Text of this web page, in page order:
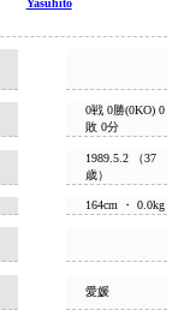
Yasuhito
0戦 0勝(0KO) 0
敗 0分
1989.5.2 （37
歳）
164cm ・ 0.0kg
愛媛